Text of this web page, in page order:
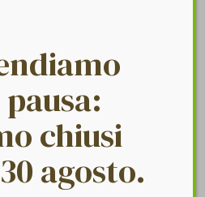
chiusi
agosto.